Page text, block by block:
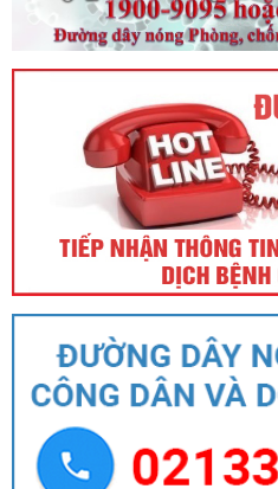
31/2024/QH15
Tên:(Luật Đất đai)
Ngày ban hành: (21/08/2024)
88/2024/NĐ-CP
(Nghị định Quy định về bồi
Nhà nước thu hồi đất)
Ngày ban hành: (21/08/2024)